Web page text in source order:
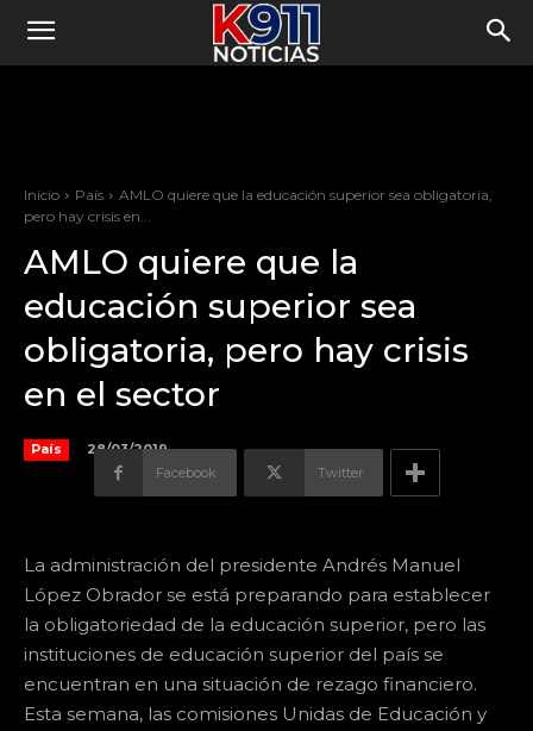
Inicio País
AMLO quiere que la educación superior sea obligatoria,
pero hay crisis en...
AMLO quiere que la
educación superior sea
obligatoria, pero hay crisis
en el sector
País
28/03/2019
Facebook
Twitter
La administración del presidente Andrés Manuel
López Obrador se está preparando para establecer
la obligatoriedad de la educación superior, pero las
instituciones de educación superior del país se
encuentran en una situación de rezago financiero.
Esta semana, las comisiones Unidas de Educación y